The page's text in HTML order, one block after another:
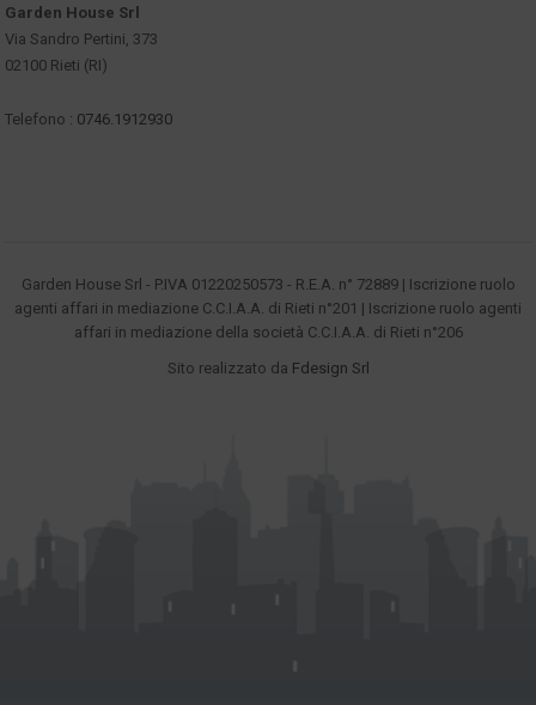
Garden House Srl
Via Sandro Pertini, 373
02100 Rieti (RI)
Telefono : 0746.1912930
Garden House Srl - P.IVA 01220250573 - R.E.A. n° 72889 | Iscrizione ruolo
agenti affari in mediazione C.C.I.A.A. di Rieti n°201 | Iscrizione ruolo agenti
affari in mediazione della società C.C.I.A.A. di Rieti n°206
Sito realizzato da Fdesign Srl